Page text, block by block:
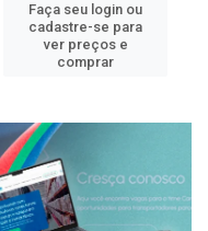
Faça seu login ou
cadastre-se para
ver preços e
comprar